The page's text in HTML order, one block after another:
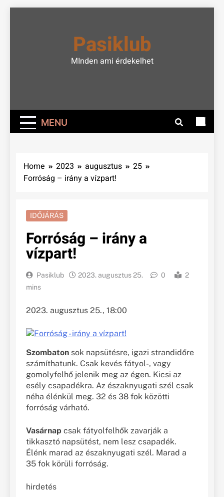
Pasiklub
MInden ami érdekelhet
MENU
Home 2023 augusztus
25
Forróság – irány a vízpart!
IDŐJÁRÁS
Forróság – irány a
vízpart!
Pasiklub 2023. augusztus 25. 0
2
mins
2023. augusztus 25., 18:00
Szombaton sok napsütésre, igazi strandidőre
számíthatunk. Csak kevés fátyol-, vagy
gomolyfelhő jelenik meg az égen. Kicsi az
esély csapadékra. Az északnyugati szél csak
néha élénkül meg. 32 és 38 fok közötti
forróság várható.
Vasárnap csak fátyolfelhők zavarják a
tikkasztó napsütést, nem lesz csapadék.
Élénk marad az északnyugati szél. Marad a
35 fok körüli forróság.
hirdetés